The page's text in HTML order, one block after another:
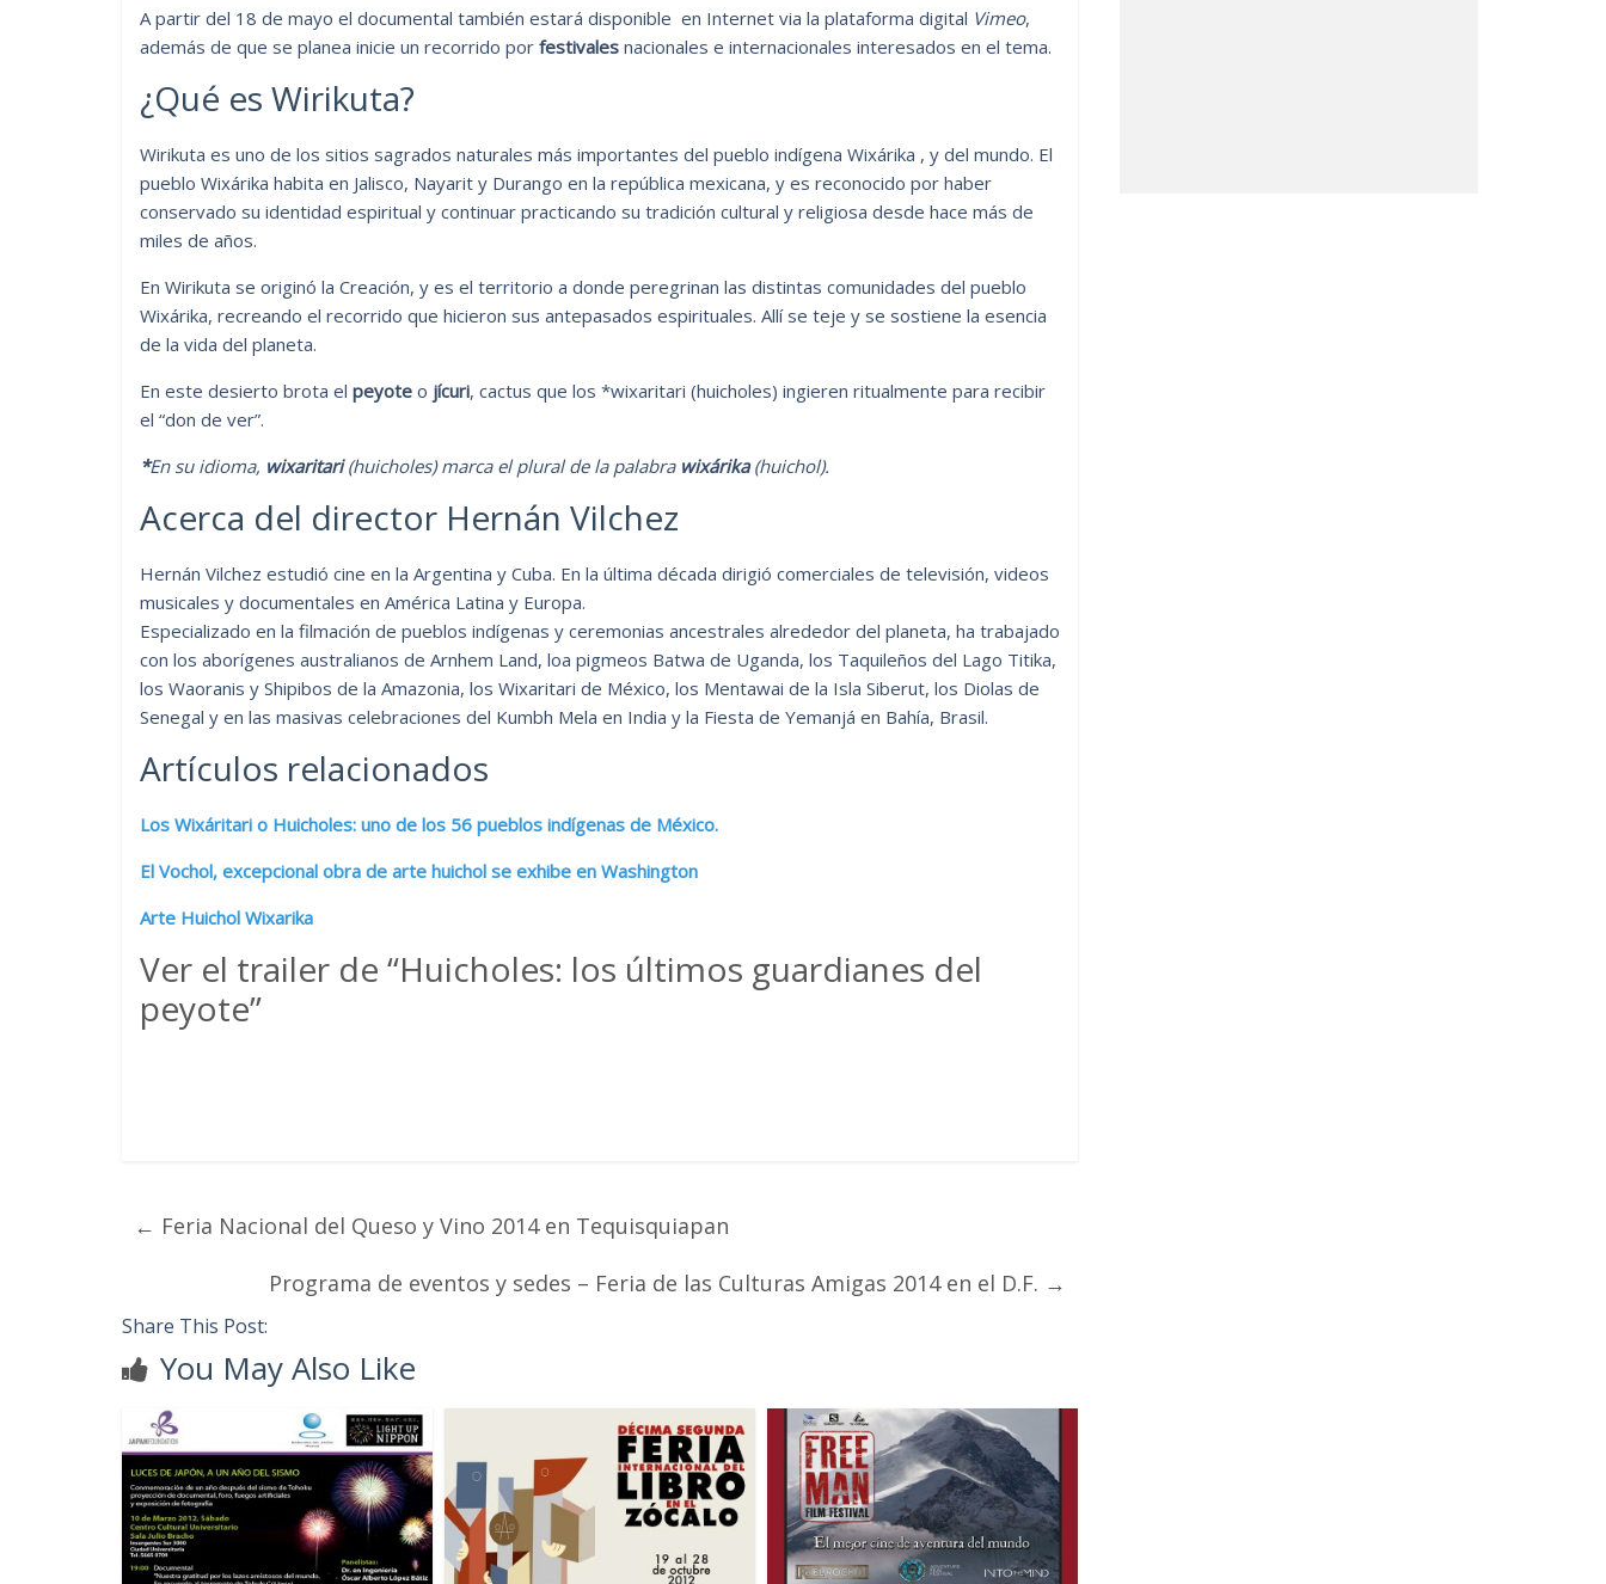
A partir del 18 de mayo el documental también estará disponible en Internet via la plataforma digital Vimeo,
además de que se planea inicie un recorrido por festivales nacionales e internacionales interesados en el tema.
¿Qué es Wirikuta?
Wirikuta es uno de los sitios sagrados naturales más importantes del pueblo indígena Wixárika , y del mundo. El
pueblo Wixárika habita en Jalisco, Nayarit y Durango en la república mexicana, y es reconocido por haber
conservado su identidad espiritual y continuar practicando su tradición cultural y religiosa desde hace más de
miles de años.
En Wirikuta se originó la Creación, y es el territorio a donde peregrinan las distintas comunidades del pueblo
Wixárika, recreando el recorrido que hicieron sus antepasados espirituales. Allí se teje y se sostiene la esencia
de la vida del planeta.
En este desierto brota el peyote o jícuri, cactus que los *wixaritari (huicholes) ingieren ritualmente para recibir
el “don de ver”.
*En su idioma, wixaritari(huicholes) marca el plural de la palabra wixárika(huichol).
Acerca del director Hernán Vilchez
Hernán Vilchez estudió cine en la Argentina y Cuba. En la última década dirigió comerciales de televisión, videos
musicales y documentales en América Latina y Europa.
Especializado en la filmación de pueblos indígenas y ceremonias ancestrales alrededor del planeta, ha trabajado
con los aborígenes australianos de Arnhem Land, loa pigmeos Batwa de Uganda, los Taquileños del Lago Titika,
los Waoranis y Shipibos de la Amazonia, los Wixaritari de México, los Mentawai de la Isla Siberut, los Diolas de
Senegal y en las masivas celebraciones del Kumbh Mela en India y la Fiesta de Yemanjá en Bahía, Brasil.
Artículos relacionados
Los Wixáritari o Huicholes: uno de los 56 pueblos indígenas de México.
El Vochol, excepcional obra de arte huichol se exhibe en Washington
Arte Huichol Wixarika
Ver el trailer de “Huicholes: los últimos guardianes del
peyote”
← Feria Nacional del Queso y Vino 2014 en Tequisquiapan
Programa de eventos y sedes – Feria de las Culturas Amigas 2014 en el D.F. →
Share This Post:
You May Also Like